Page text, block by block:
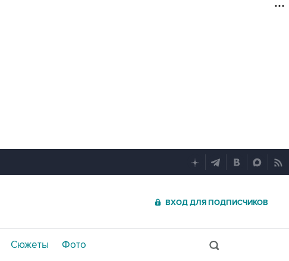
ВХОД ДЛЯ ПОДПИСЧИКОВ
Сюжеты Фото